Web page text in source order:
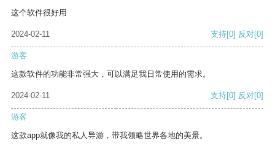
这个软件很好用
2024-02-11 支持[0] 反对[0]
游客
这款软件的功能非常强大，可以满足我日常使用的需求。
2024-02-11 支持[0] 反对[0]
游客
这款app就像我的私人导游，带我领略世界各地的美景。